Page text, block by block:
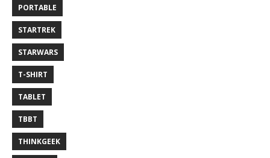
PORTABLE
STARTREK
STARWARS
T-SHIRT
TABLET
TBBT
THINKGEEK